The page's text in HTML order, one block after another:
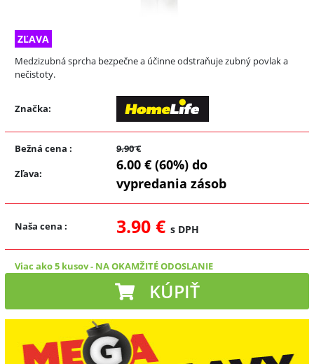
ZĽAVA
Medzizubná sprcha bezpečne a účinne odstraňuje zubný povlak a
nečistoty.
Značka:
Bežná cena : 9.90 €
Zľava:
6.00 € (60%) do
vypredania zásob
Naša cena : 3.90 € s DPH
Viac ako 5 kusov- NA OKAMŽITÉ ODOSLANIE
KÚPIŤ